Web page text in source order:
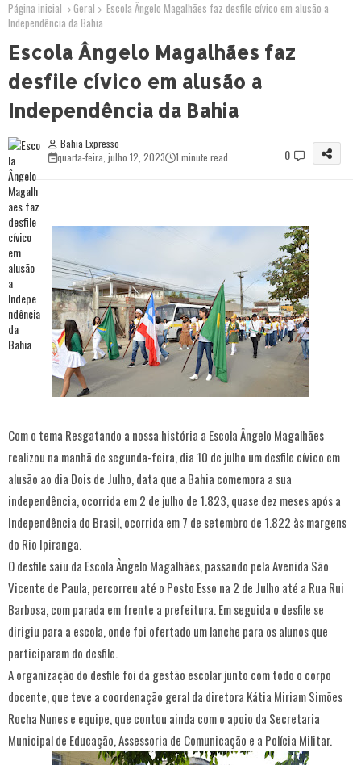
Página inicial Geral
Escola Ângelo Magalhães faz desfile cívico em alusão a
Independência da Bahia
Escola Ângelo Magalhães faz
desfile cívico em alusão a
Independência da Bahia
Bahia Expresso
quarta-feira, julho 12, 2023
1 minute read 0
Com o tema Resgatando a nossa história a Escola Ângelo Magalhães
realizou na manhã de segunda-feira, dia 10 de julho um desfile cívico em
alusão ao dia Dois de Julho, data que a Bahia comemora a sua
independência, ocorrida em 2 de julho de 1.823, quase dez meses após a
Independência do Brasil, ocorrida em 7 de setembro de 1.822 às margens
do Rio Ipiranga.
O desfile saiu da Escola Ângelo Magalhães, passando pela Avenida São
Vicente de Paula, percorreu até o Posto Esso na 2 de Julho até a Rua Rui
Barbosa, com parada em frente a prefeitura. Em seguida o desfile se
dirigiu para a escola, onde foi ofertado um lanche para os alunos que
participaram do desfile.
A organização do desfile foi da gestão escolar junto com todo o corpo
docente, que teve a coordenação geral da diretora Kátia Miriam Simões
Rocha Nunes e equipe, que contou ainda com o apoio da Secretaria
Municipal de Educação, Assessoria de Comunicação e a Polícia Militar.